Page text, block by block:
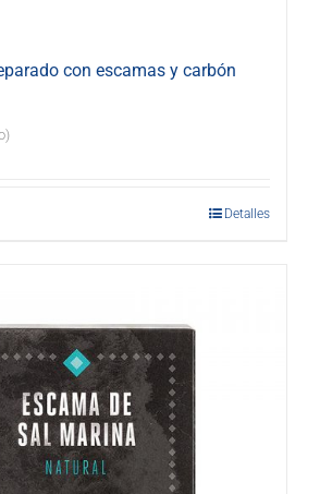
con escamas y carbón
Detalles